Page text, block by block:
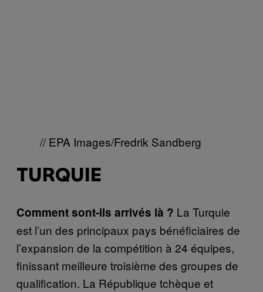
// EPA Images/Fredrik Sandberg
TURQUIE
Comment sont-ils arrivés là ? La Turquie
est l’un des principaux pays bénéficiaires de
l’expansion de la compétition à 24 équipes,
finissant meilleure troisième des groupes de
qualification. La République tchèque et